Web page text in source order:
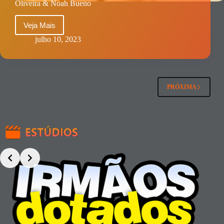
e
Lucas
Ferrari
Oliveira & Noah Bueno
Veja MaisMENINOS
ONLINE
Bueno
julho 10, 2023
PRÓXIMA